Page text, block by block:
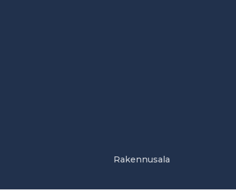
Rakennusala